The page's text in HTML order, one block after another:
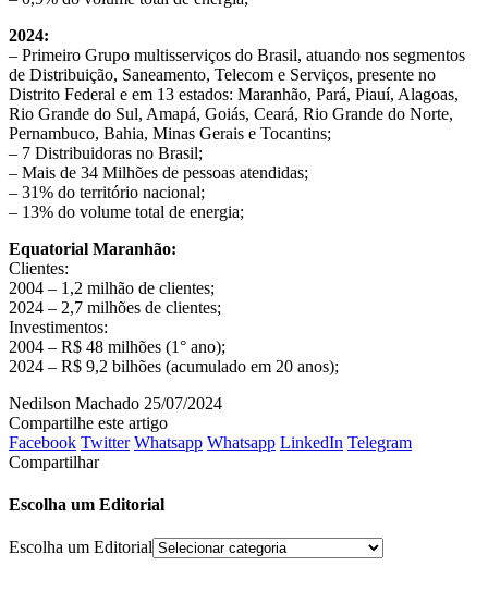
2024:
– Primeiro Grupo multisserviços do Brasil, atuando nos segmentos
de Distribuição, Saneamento, Telecom e Serviços, presente no
Distrito Federal e em 13 estados: Maranhão, Pará, Piauí, Alagoas,
Rio Grande do Sul, Amapá, Goiás, Ceará, Rio Grande do Norte,
Pernambuco, Bahia, Minas Gerais e Tocantins;
– 7 Distribuidoras no Brasil;
– Mais de 34 Milhões de pessoas atendidas;
– 31% do território nacional;
– 13% do volume total de energia;
Equatorial Maranhão:
Clientes:
2004 – 1,2 milhão de clientes;
2024 – 2,7 milhões de clientes;
Investimentos:
2004 – R$ 48 milhões (1° ano);
2024 – R$ 9,2 bilhões (acumulado em 20 anos);
Nedilson Machado 25/07/2024
Compartilhe este artigo
Facebook Twitter Whatsapp Whatsapp LinkedIn Telegram
Compartilhar
Escolha um Editorial
Escolha um Editorial